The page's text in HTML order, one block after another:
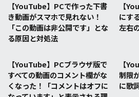
【YouTube】PCで作った下書
き動画がスマホで見れない！
「この動画は非公開です」とな
る原因と対処法
【
にす
左右
【YouTube】PCブラウザ版で
すべての動画のコメント欄がな
くなった！「コメントはオフに
【
制限
に歌